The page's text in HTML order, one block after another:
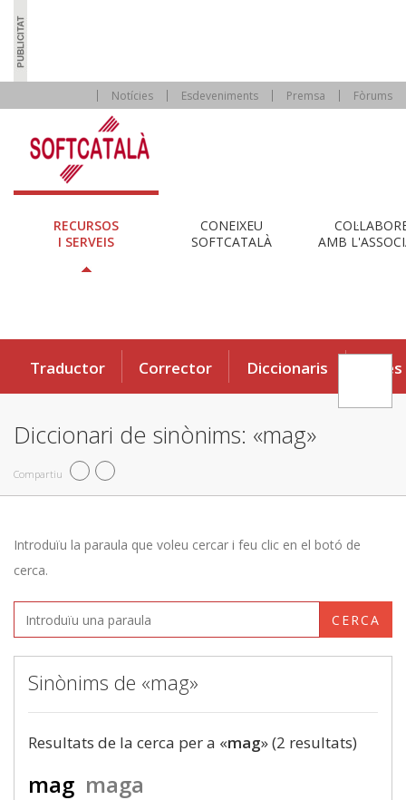
Notícies Esdeveniments Premsa Fòrums
RECURSOS
I SERVEIS
CONEIXEU
SOFTCATALÀ
AMB
Traductor Corrector Diccionaris Eines
Diccionari de sinònims: «mag»
Compartiu
Introduïu la paraula que voleu cercar i feu clic en el botó de
cerca.
CERCA
Sinònims de «mag»
Resultats de la cerca per a «mag» (2 resultats)
mag maga